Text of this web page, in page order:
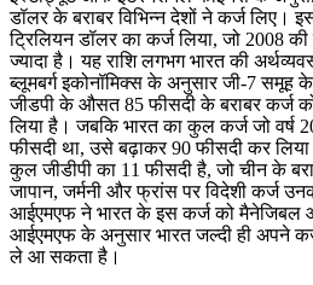
डॉलर के बराबर विभिन्न देशों ने कर्ज लिए।
ट्रिलियन डॉलर का कर्ज लिया, जो 2008
ज्यादा है। यह राशि लगभग भारत की
ब्लूमबर्ग इकोनॉमिक्स के अनुसार जी-7 समूह
जीडपी के औसत 85 फीसदी के बराबर कर्ज
लिया है। जबकि भारत का कुल कर्ज जो वर्ष
फीसदी था, उसे बढ़ाकर 90 फीसदी कर लिया
कुल जीडीपी का 11 फीसदी है, जो चीन के
जापान, जर्मनी और फ्रांस पर विदेशी कर्ज
आईएमएफ ने भारत के इस कर्ज को मैनेजिबल
आईएमएफ के अनुसार भारत जल्दी ही अपने
ले आ सकता है।